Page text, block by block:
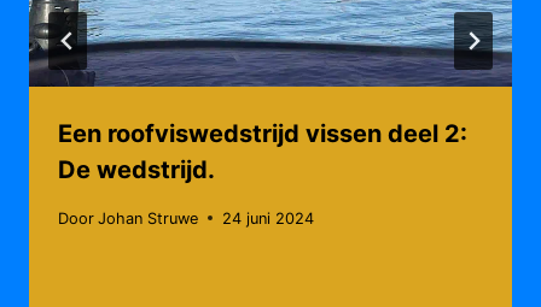
Een roofviswedstrijd vissen deel 2:
De wedstrijd.
Door Johan Struwe 24 juni 2024